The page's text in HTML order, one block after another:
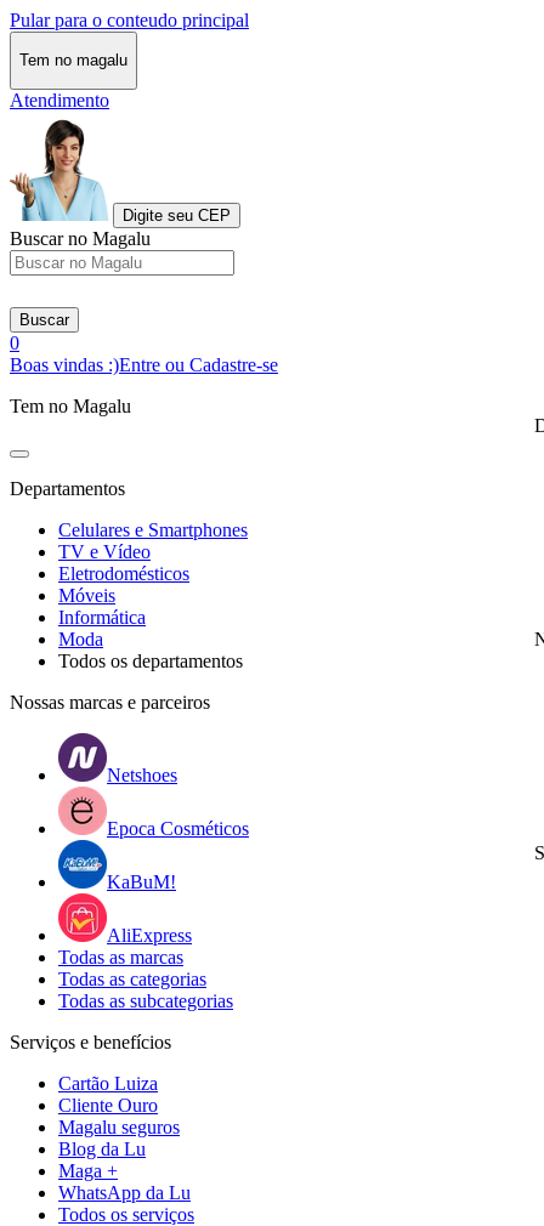
Pular para o conteudo principal
Tem no magalu
Atendimento
Digite seu CEP
Buscar no Magalu
Buscar
0
Boas vindas :)Entre ou Cadastre-se
Tem no Magalu
Departamentos
Celulares e Smartphones
TV e Vídeo
Eletrodomésticos
Móveis
Informática
Moda
Todos os departamentos
Nossas marcas e parceiros
Netshoes
Epoca Cosméticos
KaBuM!
AliExpress
Todas as marcas
Todas as categorias
Todas as subcategorias
Serviços e benefícios
Cartão Luiza
Cliente Ouro
Magalu seguros
Blog da Lu
Maga +
WhatsApp da Lu
Todos os serviços